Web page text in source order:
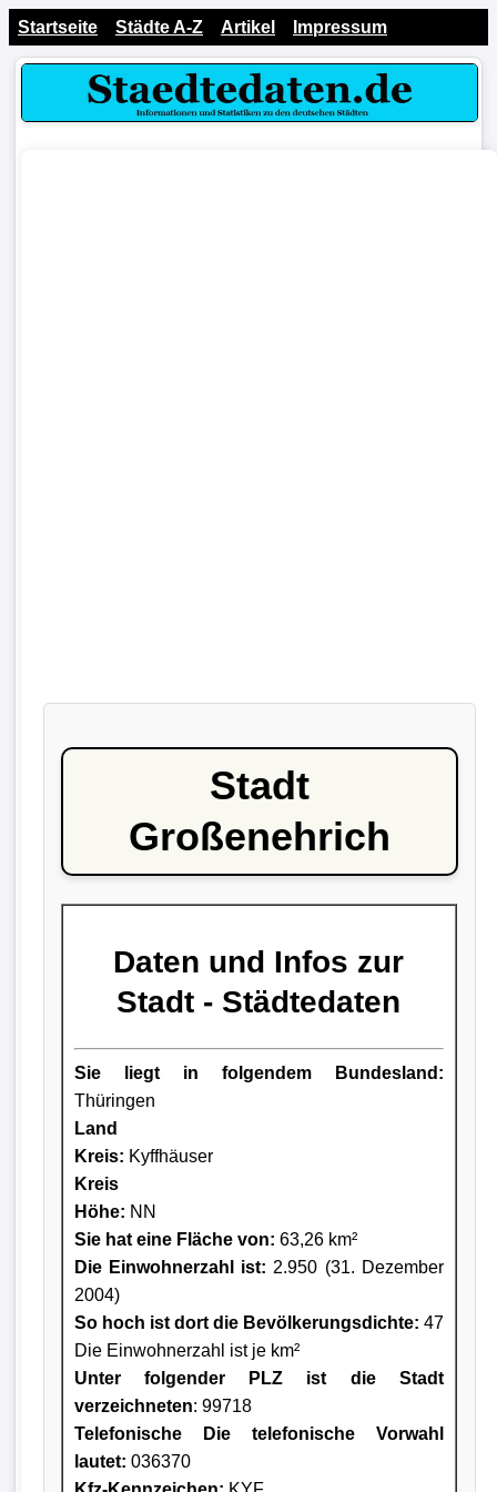
Startseite Städte A-Z Artikel Impressum
Stadt
Großenehrich
Daten und Infos zur
Stadt - Städtedaten
Sie liegt in folgendem Bundesland:
Thüringen
Land
Kreis: Kyffhäuser
Kreis
Höhe: NN
Sie hat eine Fläche von: 63,26 km²
Die Einwohnerzahl ist: 2.950 (31. Dezember
2004)
So hoch ist dort die Bevölkerungsdichte: 47
Die Einwohnerzahl ist je km²
Unter folgender PLZ ist die Stadt
verzeichneten: 99718
Telefonische Die telefonische Vorwahl
lautet: 036370